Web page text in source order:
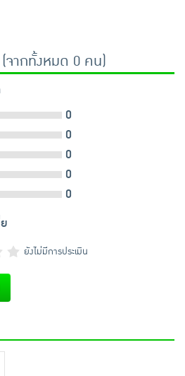
(จากทั้งหมด 0 คน)
0
0
0
0
0
ยังไม่มีการประเมิน